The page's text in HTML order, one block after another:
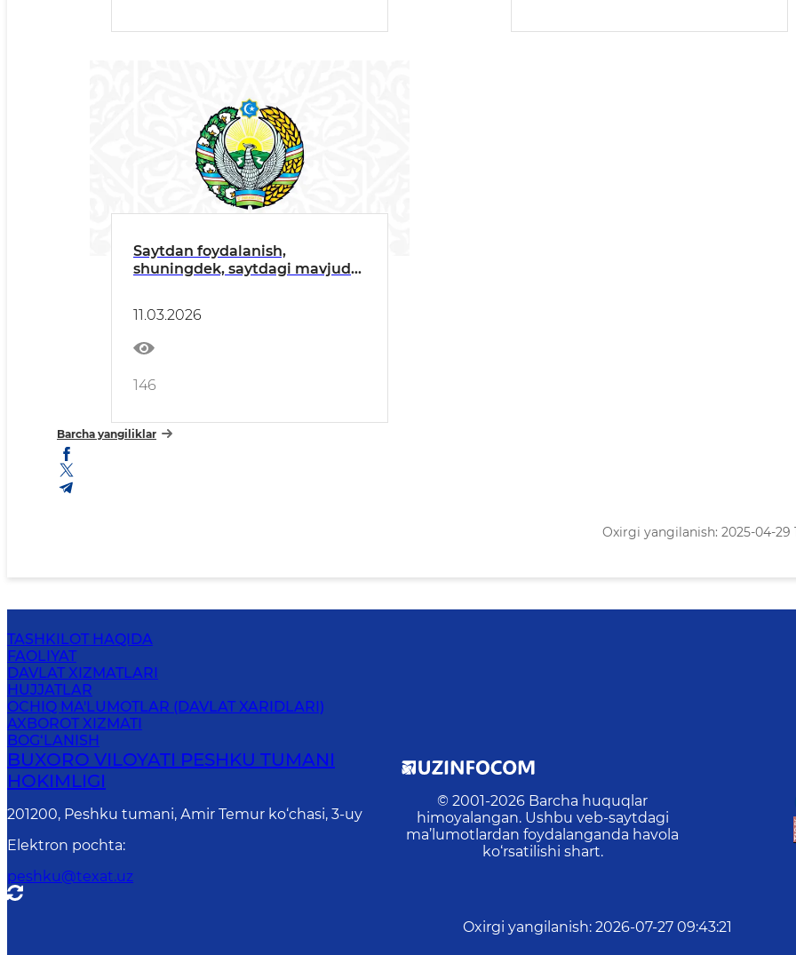
Saytdan foydalanish,
shuningdek, saytdagi mavjud
11.03.2026
146
Barcha yangiliklar
Oxirgi yangilanish: 2025-04-29
TASHKILOT HAQIDA
FAOLIYAT
DAVLAT XIZMATLARI
HUJJATLAR
OCHIQ MA'LUMOTLAR (DAVLAT XARIDLARI)
AXBOROT XIZMATI
BOG‘LANISH
BUXORO VILOYATI PESHKU TUMANI
HOKIMLIGI
201200, Peshku tumani, Аmir Temur ko‘chasi, 3-uy
Elektron pochta:
peshku@texat.uz
© 2001-2026 Barcha huquqlar
himoyalangan. Ushbu veb-saytdagi
ma’lumotlardan foydalanganda havola
ko‘rsatilishi shart.
Oxirgi yangilanish: 2026-07-27 09:43:21